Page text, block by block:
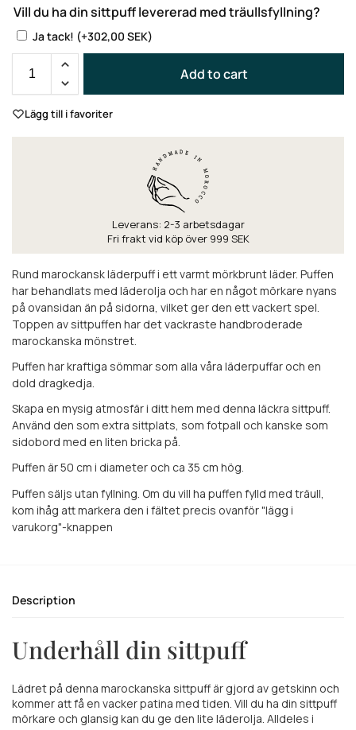
Vill du ha din sittpuff levererad med träullsfyllning?
Ja tack! (+302,00 SEK)
Add to cart
Lägg till i favoriter
Leverans: 2-3 arbetsdagar
Fri frakt vid köp över 999 SEK
Rund marockansk läderpuff i ett varmt mörkbrunt läder. Puffen
har behandlats med läderolja och har en något mörkare nyans
på ovansidan än på sidorna, vilket ger den ett vackert spel.
Toppen av sittpuffen har det vackraste handbroderade
marockanska mönstret.
Puffen har kraftiga sömmar som alla våra läderpuffar och en
dold dragkedja.
Skapa en mysig atmosfär i ditt hem med denna läckra sittpuff.
Använd den som extra sittplats, som fotpall och kanske som
sidobord med en liten bricka på.
Puffen är 50 cm i diameter och ca 35 cm hög.
Puffen säljs utan fyllning. Om du vill ha puffen fylld med träull,
kom ihåg att markera den i fältet precis ovanför "lägg i
varukorg"-knappen
Description
Underhåll din sittpuff
Lädret på denna marockanska sittpuff är gjord av getskinn och
kommer att få en vacker patina med tiden. Vill du ha din sittpuff
mörkare och glansig kan du ge den lite läderolja. Alldeles i